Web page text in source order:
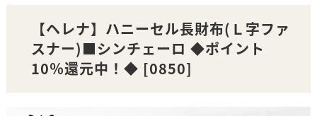
【ヘレナ】ハニーセル長財布(Ｌ字ファ
スナー)■シンチェーロ ◆ポイント
10％還元中！◆ [0850]